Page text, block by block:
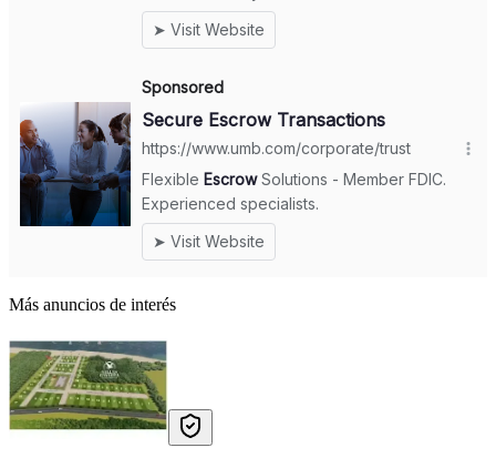
Más anuncios de interés